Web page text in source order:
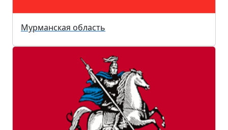
Мурманская область